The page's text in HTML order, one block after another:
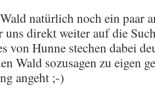
natürlich noch ein paar
uns direkt weiter auf die
von Hunne stechen dabei
Wald sozusagen zu eigen
angeht ;-)